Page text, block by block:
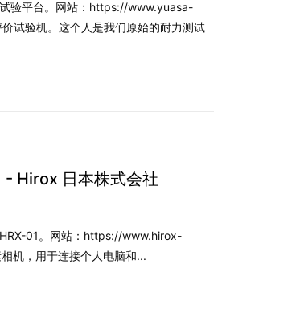
验平台。网站：https://www.yuasa-
试验机。这个人是我们原始的耐力测试
- Hirox 日本株式会社
01。网站：https://www.hirox-
机，用于连接个人电脑和...